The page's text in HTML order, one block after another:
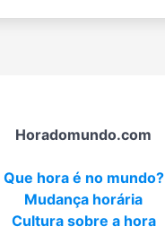
Horadomundo.com
Que hora é no mundo?
Mudança horária
Cultura sobre a hora